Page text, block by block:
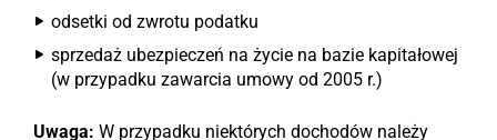
odsetki od zwrotu podatku
sprzedaż ubezpieczeń na życie na bazie kapitałowej
(w przypadku zawarcia umowy od 2005 r.)
Uwaga: W przypadku niektórych dochodów należy